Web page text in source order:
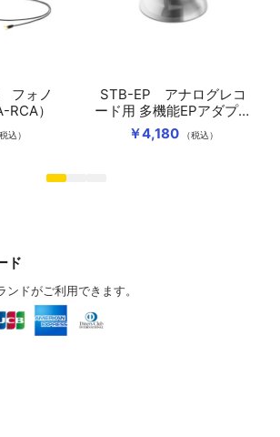
税込）
フォノ
）
￥4,180
（税込）
STB-EP アナログレコ
ード用 多機能EPアダプタ
ー
ド
ンドがご利用できます。